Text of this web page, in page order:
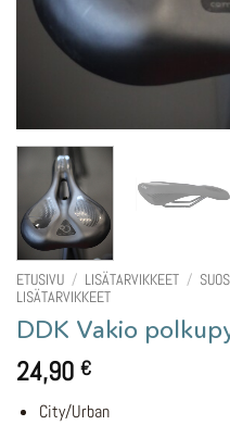
ETUSIVU / LISÄTARVIKKEET /
LISÄTARVIKKEET
DDK Vakio
24,90 €
City/Urban